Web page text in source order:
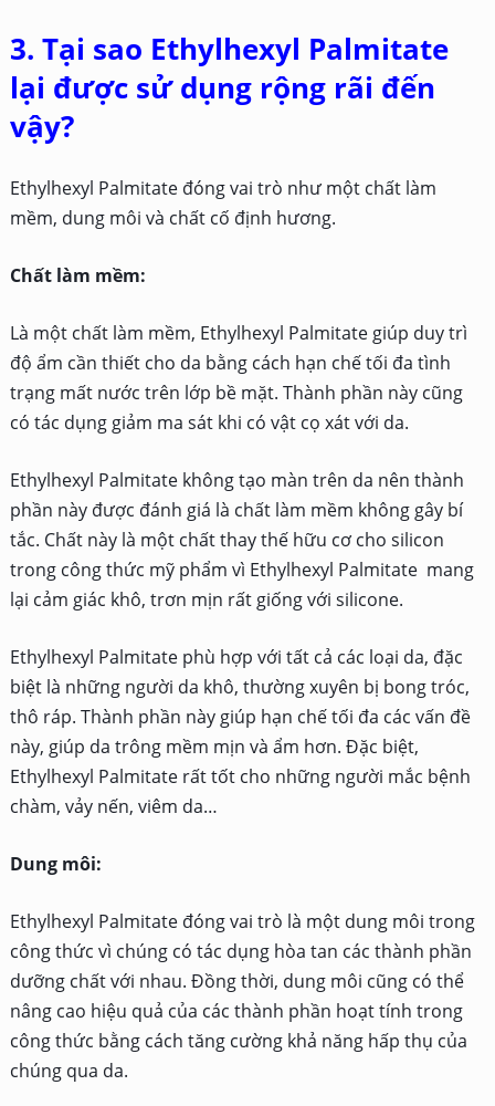
3. Tại sao Ethylhexyl Palmitate
lại được sử dụng rộng rãi đến
vậy?
Ethylhexyl Palmitate đóng vai trò như một chất làm
mềm, dung môi và chất cố định hương.
Chất làm mềm:
Là một chất làm mềm, Ethylhexyl Palmitate giúp duy trì
độ ẩm cần thiết cho da bằng cách hạn chế tối đa tình
trạng mất nước trên lớp bề mặt. Thành phần này cũng
có tác dụng giảm ma sát khi có vật cọ xát với da.
Ethylhexyl Palmitate không tạo màn trên da nên thành
phần này được đánh giá là chất làm mềm không gây bí
tắc. Chất này là một chất thay thế hữu cơ cho silicon
trong công thức mỹ phẩm vì Ethylhexyl Palmitate mang
lại cảm giác khô, trơn mịn rất giống với silicone.
Ethylhexyl Palmitate phù hợp với tất cả các loại da, đặc
biệt là những người da khô, thường xuyên bị bong tróc,
thô ráp. Thành phần này giúp hạn chế tối đa các vấn đề
này, giúp da trông mềm mịn và ẩm hơn. Đặc biệt,
Ethylhexyl Palmitate rất tốt cho những người mắc bệnh
chàm, vảy nến, viêm da…
Dung môi:
Ethylhexyl Palmitate đóng vai trò là một dung môi trong
công thức vì chúng có tác dụng hòa tan các thành phần
dưỡng chất với nhau. Đồng thời, dung môi cũng có thể
nâng cao hiệu quả của các thành phần hoạt tính trong
công thức bằng cách tăng cường khả năng hấp thụ của
chúng qua da.